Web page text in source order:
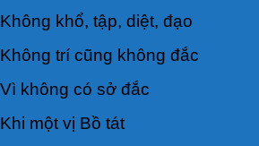
Không khổ, tập, diệt, đạo
Không trí cũng không đắc
Vì không có sở đắc
Khi một vị Bồ tát